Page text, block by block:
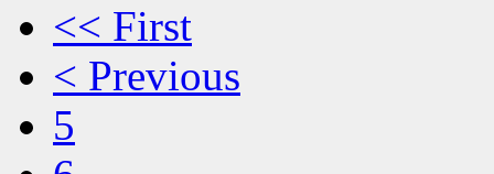
<< First
< Previous
5